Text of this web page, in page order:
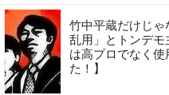
竹中平蔵だけじ
乱用」とトンデ
は高プロでなく
た！】